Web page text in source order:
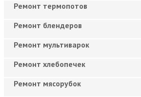
Ремонт термопотов
Ремонт блендеров
Ремонт мультиварок
Ремонт хлебопечек
Ремонт мясорубок